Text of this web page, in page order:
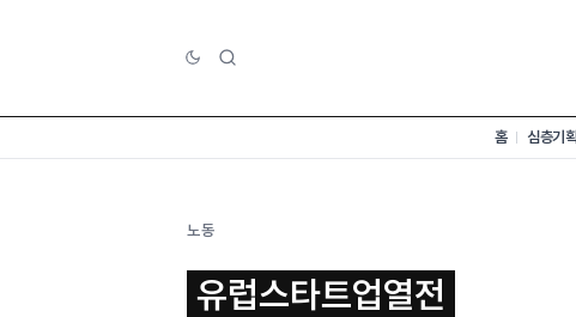
홈 심층기획
노동
유럽스타트업열전